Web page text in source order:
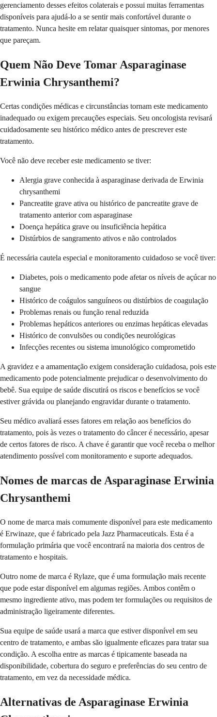
gerenciamento desses efeitos colaterais e possui muitas ferramentas
disponíveis para ajudá-lo a se sentir mais confortável durante o
tratamento. Nunca hesite em relatar quaisquer sintomas, por menores
que pareçam.
Quem Não Deve Tomar Asparaginase
Erwinia Chrysanthemi?
Certas condições médicas e circunstâncias tornam este medicamento
inadequado ou exigem precauções especiais. Seu oncologista revisará
cuidadosamente seu histórico médico antes de prescrever este
tratamento.
Você não deve receber este medicamento se tiver:
Alergia grave conhecida à asparaginase derivada de Erwinia
chrysanthemi
Pancreatite grave ativa ou histórico de pancreatite grave de
tratamento anterior com asparaginase
Doença hepática grave ou insuficiência hepática
Distúrbios de sangramento ativos e não controlados
É necessária cautela especial e monitoramento cuidadoso se você tiver:
Diabetes, pois o medicamento pode afetar os níveis de açúcar no
sangue
Histórico de coágulos sanguíneos ou distúrbios de coagulação
Problemas renais ou função renal reduzida
Problemas hepáticos anteriores ou enzimas hepáticas elevadas
Histórico de convulsões ou condições neurológicas
Infecções recentes ou sistema imunológico comprometido
A gravidez e a amamentação exigem consideração cuidadosa, pois este
medicamento pode potencialmente prejudicar o desenvolvimento do
bebê. Sua equipe de saúde discutirá os riscos e benefícios se você
estiver grávida ou planejando engravidar durante o tratamento.
Seu médico avaliará esses fatores em relação aos benefícios do
tratamento, pois às vezes o tratamento do câncer é necessário, apesar
de certos fatores de risco. A chave é garantir que você receba o melhor
atendimento possível com monitoramento e suporte adequados.
Nomes de marcas de Asparaginase Erwinia
Chrysanthemi
O nome de marca mais comumente disponível para este medicamento
é Erwinaze, que é fabricado pela Jazz Pharmaceuticals. Esta é a
formulação primária que você encontrará na maioria dos centros de
tratamento e hospitais.
Outro nome de marca é Rylaze, que é uma formulação mais recente
que pode estar disponível em algumas regiões. Ambos contêm o
mesmo ingrediente ativo, mas podem ter formulações ou requisitos de
administração ligeiramente diferentes.
Sua equipe de saúde usará a marca que estiver disponível em seu
centro de tratamento, e ambas são igualmente eficazes para tratar sua
condição. A escolha entre as marcas é tipicamente baseada na
disponibilidade, cobertura do seguro e preferências do seu centro de
tratamento, em vez da necessidade médica.
Alternativas de Asparaginase Erwinia